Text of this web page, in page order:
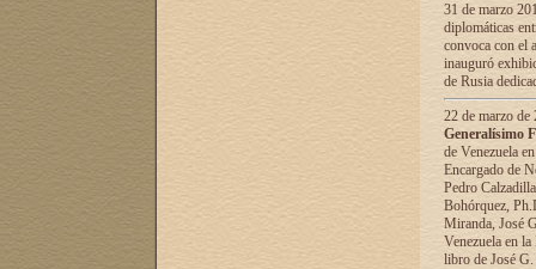
31 de marzo
diplomáticas
convoca con el
inauguró
de Rusia
22 de marzo
Generalísimo
de Venezuela
Encargado de
Pedro
Bohórquez,
Miranda, José
Venezuela en
libro de José